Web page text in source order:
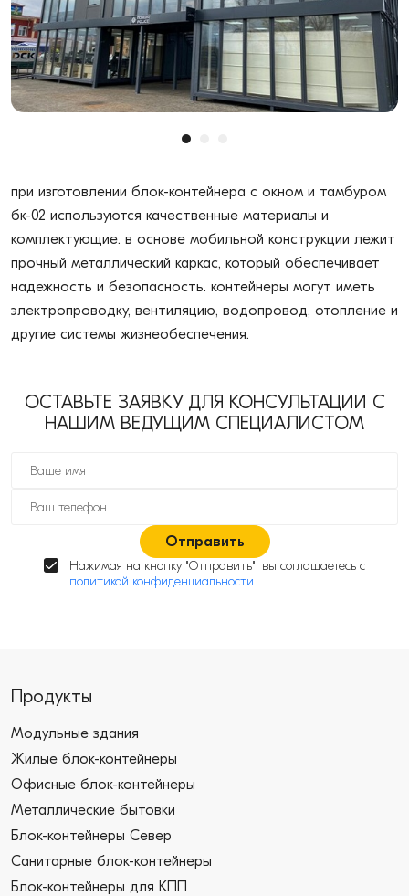
при изготовлении блок-контейнера с окном и тамбуром
бк-02 используются качественные материалы и
комплектующие. в основе мобильной конструкции лежит
прочный металлический каркас, который обеспечивает
надежность и безопасность. контейнеры могут иметь
электропроводку, вентиляцию, водопровод, отопление и
другие системы жизнеобеспечения.
ОСТАВЬТЕ ЗАЯВКУ ДЛЯ КОНСУЛЬТАЦИИ С
НАШИМ ВЕДУЩИМ СПЕЦИАЛИСТОМ
Отправить
Нажимая на кнопку "Отправить", вы соглашаетесь с
политикой конфиденциальности
Продукты
Модульные здания
Жилые блок-контейнеры
Офисные блок-контейнеры
Металлические бытовки
Блок-контейнеры Север
Санитарные блок-контейнеры
Блок-контейнеры для КПП